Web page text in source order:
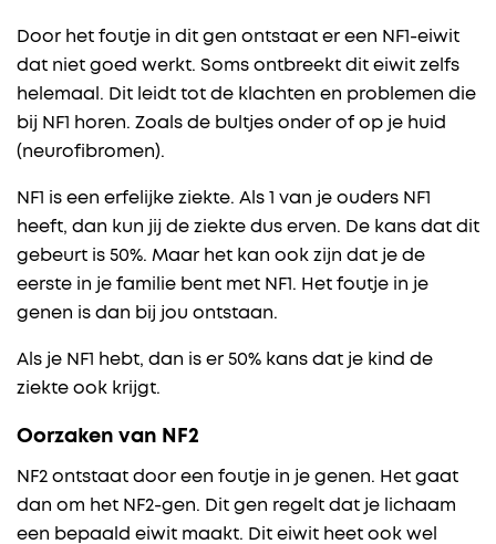
Door het foutje in dit gen ontstaat er een NF1-eiwit
dat niet goed werkt. Soms ontbreekt dit eiwit zelfs
helemaal. Dit leidt tot de klachten en problemen die
bij NF1 horen. Zoals de bultjes onder of op je huid
(neurofibromen).
NF1 is een erfelijke ziekte. Als 1 van je ouders NF1
heeft, dan kun jij de ziekte dus erven. De kans dat dit
gebeurt is 50%. Maar het kan ook zijn dat je de
eerste in je familie bent met NF1. Het foutje in je
genen is dan bij jou ontstaan.
Als je NF1 hebt, dan is er 50% kans dat je kind de
ziekte ook krijgt.
Oorzaken van NF2
NF2 ontstaat door een foutje in je genen. Het gaat
dan om het NF2-gen. Dit gen regelt dat je lichaam
een bepaald eiwit maakt. Dit eiwit heet ook wel